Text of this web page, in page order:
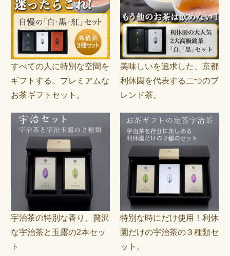
すべての人に特別な空間を
ギフトする。プレミアムな
お茶ギフトセット。
美味しいを追求した、京都
利休園を代表する二つのブ
レンド茶。
宇治茶の特別な香り、贅沢
な宇治茶と玉露の2本セッ
ト
特別な時にだけ使用！利休
園だけの宇治茶の３種類セ
ット。